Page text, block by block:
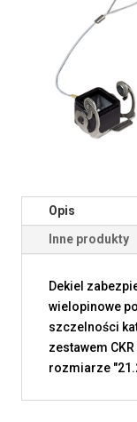
Opis
Inne produkty
Dekiel
wielopinowe
szczelności
zestawem
rozmiarze